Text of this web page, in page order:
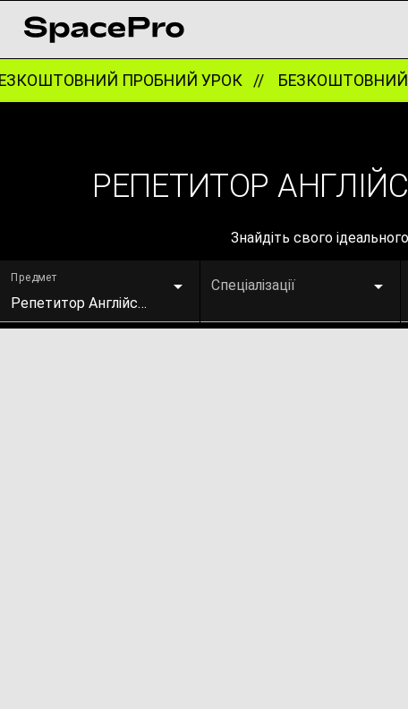
ПРОБНИЙ УРОК //БЕЗКОШТОВНИЙ
РЕПЕТИТОР
Знайдіть свого
Предмет
Репетитор Англійської мови
Спеціалізації